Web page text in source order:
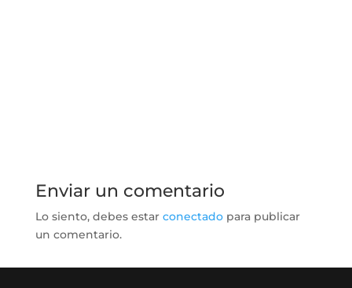
Enviar un comentario
Lo siento, debes estar conectadopara publicar
un comentario.